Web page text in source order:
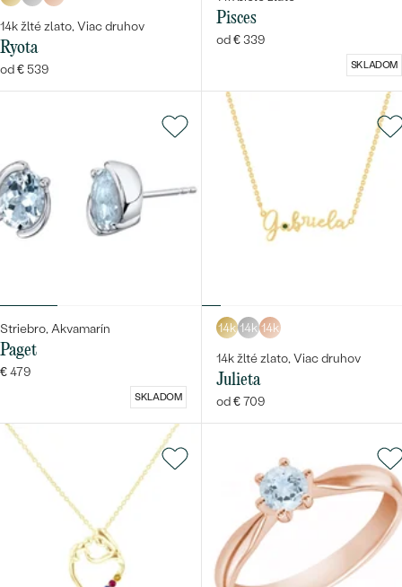
14k žlté zlato, Viac druhov
Ryota
od € 539
Pisces
od € 339
SKLADOM
Striebro, Akvamarín
Paget
€ 479
SKLADOM
14k 14k 14k
14k žlté zlato, Viac druhov
Julieta
od € 709